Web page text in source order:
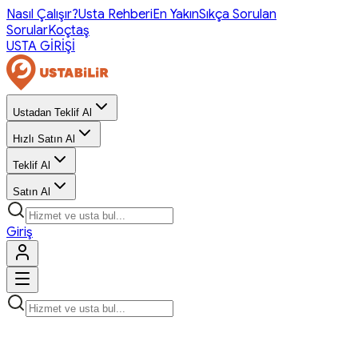
Nasıl Çalışır?Usta RehberiEn YakınSıkça Sorulan
SorularKoçtaş
USTA GİRİŞİ
Ustadan Teklif Al
Hızlı Satın Al
Teklif Al
Satın Al
Giriş